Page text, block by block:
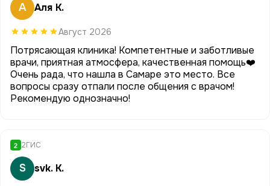
А Аля К.
Август 2026
Потрясающая клиника! Компетентные и заботливые
врачи, приятная атмосфера, качественная помощь❤️
Очень рада, что нашла в Самаре это место. Все
вопросы сразу отпали после общения с врачом!
Рекомендую однозначно!
2 2ГИС
S svk. K.